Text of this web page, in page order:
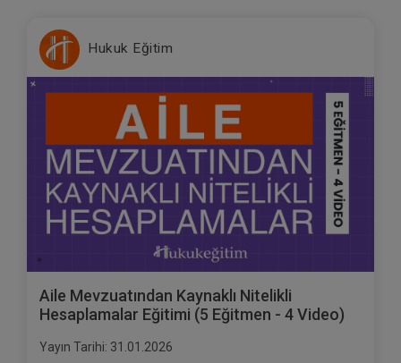
Hukuk Eğitim
Aile Mevzuatından Kaynaklı Nitelikli
Hesaplamalar Eğitimi (5 Eğitmen - 4 Video)
Yayın Tarihi: 31.01.2026